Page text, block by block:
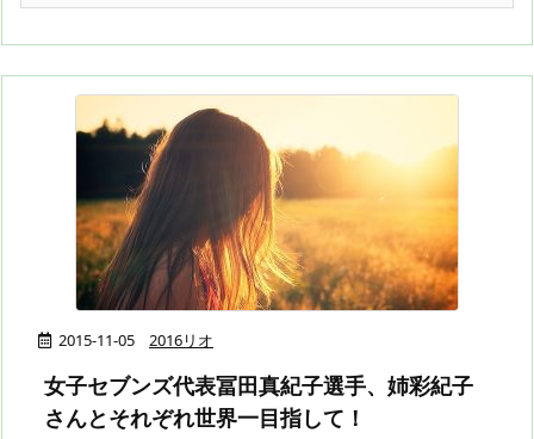
2015-11-05 2016リオ
女子セブンズ代表冨田真紀子選手、姉彩紀子
さんとそれぞれ世界一目指して！